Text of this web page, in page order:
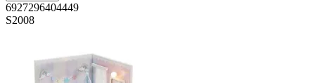
6927296404449
S2008